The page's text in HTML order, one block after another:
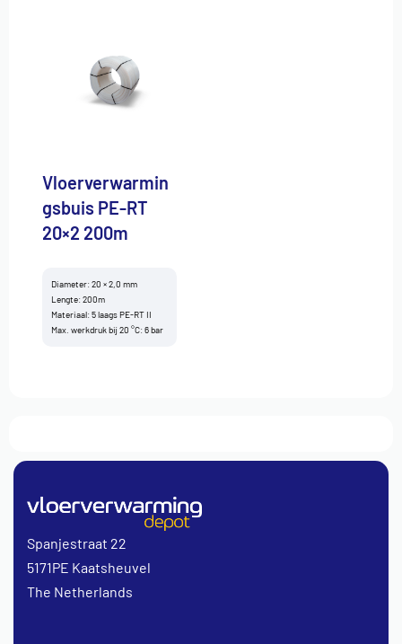
Vloerverwarmin
gsbuis PE-RT
20×2 200m
Diameter: 20 × 2,0 mm
Lengte: 200m
Materiaal: 5 laags PE-RT II
Max. werkdruk bij 20 °C: 6 bar
Spanjestraat 22
5171PE Kaatsheuvel
The Netherlands